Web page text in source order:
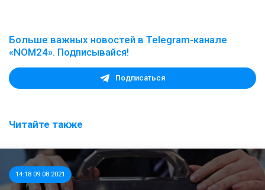
Больше важных новостей в Telegram-канале
«NOM24». Подписывайся!
Подписаться
Читайте также
14:18 09.08.2021